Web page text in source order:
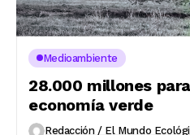
Medioambiente
28.000 millones
economía verde
Redacción / El Mundo